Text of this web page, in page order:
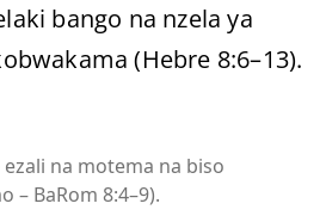
bango na nzela ya
(Hebre 8:6–13).
na motema na biso
– BaRom 8:4–9).